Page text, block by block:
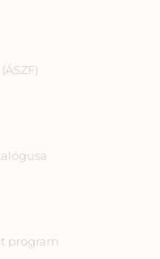
program